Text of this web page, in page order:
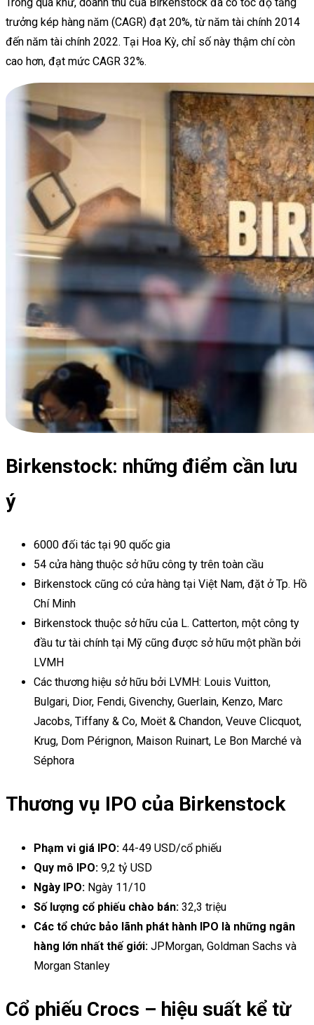
trưởng kép hàng năm (CAGR) đạt 20%, từ năm tài chính 2014
đến năm tài chính 2022. Tại Hoa Kỳ, chỉ số này thậm chí còn
cao hơn, đạt mức CAGR 32%.
Birkenstock: những điểm cần lưu
ý
6000 đối tác tại 90 quốc gia
54 cửa hàng thuộc sở hữu công ty trên toàn cầu
Birkenstock cũng có cửa hàng tại Việt Nam, đặt ở Tp. Hồ
Chí Minh
Birkenstock thuộc sở hữu của L. Catterton, một công ty
đầu tư tài chính tại Mỹ cũng được sở hữu một phần bởi
LVMH
Các thương hiệu sở hữu bởi LVMH: Louis Vuitton,
Bulgari, Dior, Fendi, Givenchy, Guerlain, Kenzo, Marc
Jacobs, Tiffany & Co, Moët & Chandon, Veuve Clicquot,
Krug, Dom Pérignon, Maison Ruinart, Le Bon Marché và
Séphora
Thương vụ IPO của Birkenstock
Phạm vi giá IPO: 44-49 USD/cổ phiếu
Quy mô IPO: 9,2 tỷ USD
Ngày IPO: Ngày 11/10
Số lượng cổ phiếu chào bán: 32,3 triệu
Các tổ chức bảo lãnh phát hành IPO là những ngân
hàng lớn nhất thế giới: JPMorgan, Goldman Sachs và
Morgan Stanley
Cổ phiếu Crocs – hiệu suất kể từ